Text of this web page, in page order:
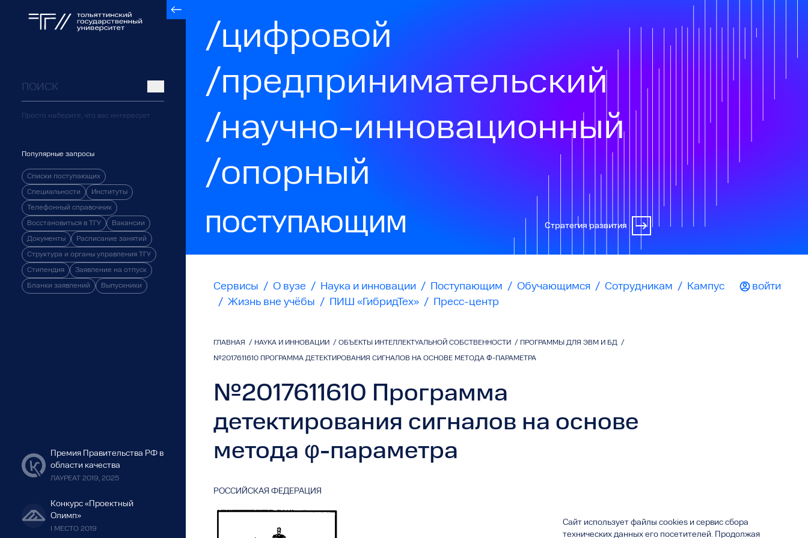
Просто наберите, что вас интересует
Популярные запросы
Списки поступающих
Специальности Институты
Телефонный справочник
Восстановиться в ТГУ Вакансии
Документы Расписание занятий
Структура и органы управления ТГУ
Стипендия Заявление на отпуск
Бланки заявлений Выпускники
Премия Правительства РФ в
области качества
ЛАУРЕАТ 2019, 2025
Конкурс «Проектный
Олимп»
I МЕСТО 2019
/цифровой
/предпринимательский
/научно-инновационный
/опорный
ПОСТУПАЮЩИМ Стратегия развития
Сервисы / О вузе / Наука и инновации / Поступающим / Обучающимся / Сотрудникам /
Кампус
/ Жизнь вне учёбы / ПИШ «ГибридТех» / Пресс-центр
войти
ГЛАВНАЯ / НАУКА И ИННОВАЦИИ / ОБЪЕКТЫ ИНТЕЛЛЕКТУАЛЬНОЙ СОБСТВЕННОСТИ / ПРОГРАММЫ ДЛЯ ЭВМ И БД /
№2017611610 ПРОГРАММА ДЕТЕКТИРОВАНИЯ СИГНАЛОВ НА ОСНОВЕ МЕТОДА Φ-ПАРАМЕТРА
№2017611610 Программа
детектирования сигналов на основе
метода φ-параметра
РОССИЙСКАЯ ФЕДЕРАЦИЯ
Сайт использует файлы cookies и сервис сбора
технических данных его посетителей. Продолжая